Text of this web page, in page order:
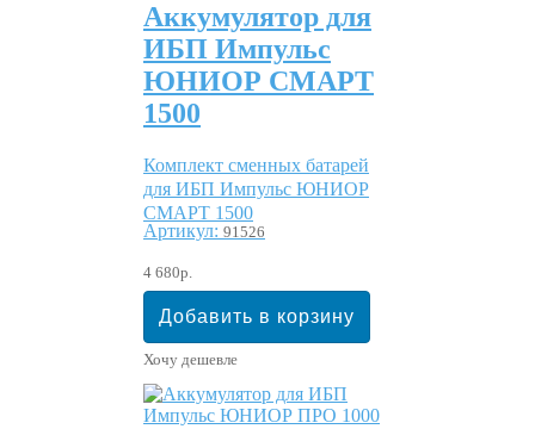
Аккумулятор для
ИБП Импульс
ЮНИОР СМАРТ
1500
Комплект сменных батарей
для ИБП Импульс ЮНИОР
СМАРТ 1500
Артикул: 91526
4 680р.
Хочу дешевле